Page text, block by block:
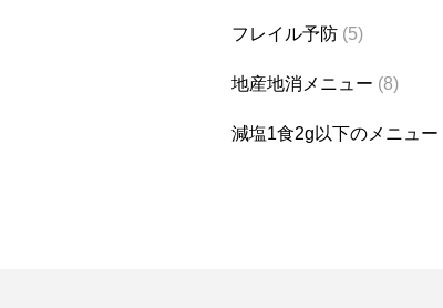
フレイル予防 (5)
地産地消メニュー (8)
減塩1食2g以下のメニュー